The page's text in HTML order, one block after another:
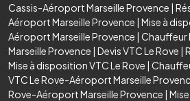
Cassis-Aéroport Marseille Provence |
Aéroport Marseille Provence | Mise à
Aéroport Marseille Provence | Chauffeur
Marseille Provence | Devis VTC Le Rove |
Mise à disposition VTC Le Rove |
VTC Le Rove-Aéroport Marseille
Rove-Aéroport Marseille Provence |